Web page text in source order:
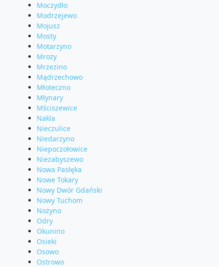
Moczydło
Modrzejewo
Mojusz
Mosty
Motarzyno
Mrozy
Mrzezino
Mądrzechowo
Młoteczno
Młynary
Mściszewice
Nakla
Nieczulice
Niedarzyno
Niepoczołowice
Niezabyszewo
Nowa Pasłęka
Nowe Tokary
Nowy Dwór Gdański
Nowy Tuchom
Nożyno
Odry
Okunino
Osieki
Osowo
Ostrowo